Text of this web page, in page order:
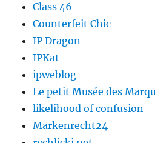
Class 46
Counterfeit Chic
IP Dragon
IPKat
ipweblog
Le petit Musée des
likelihood of confusion
Markenrecht24